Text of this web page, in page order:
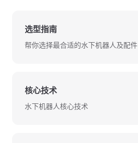
选型指南
帮你选择最合适的水下机器人及配件
核心技术
水下机器人核心技术